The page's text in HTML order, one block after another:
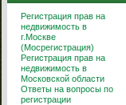
Регистрация прав на
недвижимость в
г.Москве
(Мосрегистрация)
Регистрация прав на
недвижимость в
Московской области
Ответы на вопросы по
регистрации